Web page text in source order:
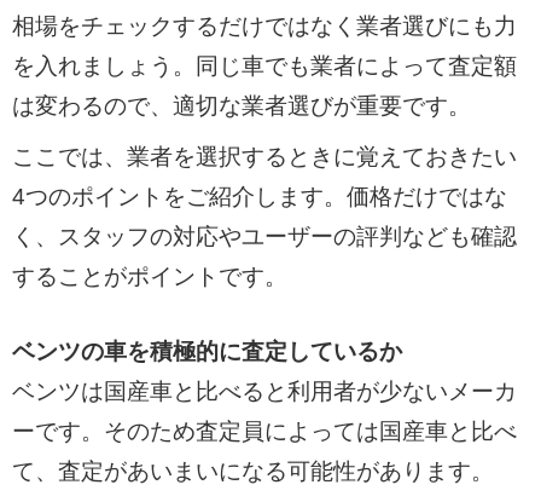
相場をチェックするだけではなく業者選びにも力
を入れましょう。同じ車でも業者によって査定額
は変わるので、適切な業者選びが重要です。
ここでは、業者を選択するときに覚えておきたい
4つのポイントをご紹介します。価格だけではな
く、スタッフの対応やユーザーの評判なども確認
することがポイントです。
ベンツの車を積極的に査定しているか
ベンツは国産車と比べると利用者が少ないメーカ
ーです。そのため査定員によっては国産車と比べ
て、査定があいまいになる可能性があります。